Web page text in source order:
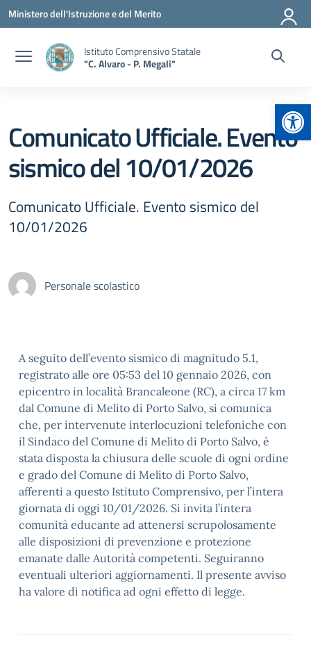
Vai ai contenuti
Vai al menu di navigazione
Vai al footer
Ministero dell'Istruzione e del Merito
Istituto Comprensivo Statale
"C. Alvaro - P. Megali"
Comunicato Ufficiale. Evento
sismico del 10/01/2026
Comunicato Ufficiale. Evento sismico del
10/01/2026
Personale scolastico
A seguito dell’evento sismico di magnitudo 5.1,
registrato alle ore 05:53 del 10 gennaio 2026, con
epicentro in località Brancaleone (RC), a circa 17 km
dal Comune di Melito di Porto Salvo, si comunica
che, per intervenute interlocuzioni telefoniche con
il Sindaco del Comune di Melito di Porto Salvo, è
stata disposta la chiusura delle scuole di ogni ordine
e grado del Comune di Melito di Porto Salvo,
afferenti a questo Istituto Comprensivo, per l’intera
giornata di oggi 10/01/2026. Si invita l’intera
comunità educante ad attenersi scrupolosamente
alle disposizioni di prevenzione e protezione
emanate dalle Autorità competenti. Seguiranno
eventuali ulteriori aggiornamenti. Il presente avviso
ha valore di notifica ad ogni effetto di legge.